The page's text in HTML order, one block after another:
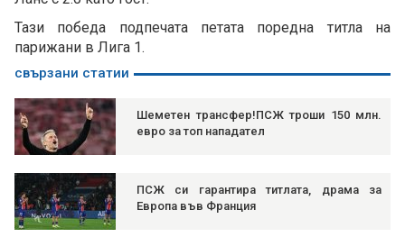
Тази победа подпечата петата поредна титла на
парижани в Лига 1.
свързани статии
Шеметен трансфер!ПСЖ троши 150 млн.
евро за топ нападател
ПСЖ си гарантира титлата, драма за
Европа във Франция